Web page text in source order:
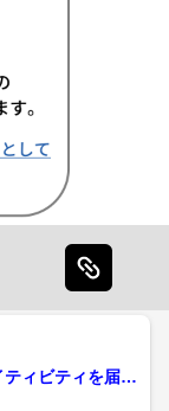
ティビティを届け